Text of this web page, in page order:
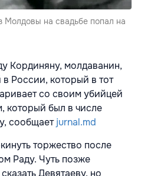
Молдовы на свадьбе попал на
Кординяну, молдаванин,
России, который в тот
со своим убийцей
который был в числе
сообщаетjurnal.md
торжество после
Раду. Чуть позже